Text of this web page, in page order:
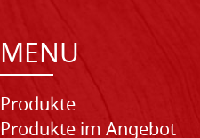
MENU
Produkte
Produkte im Angebot